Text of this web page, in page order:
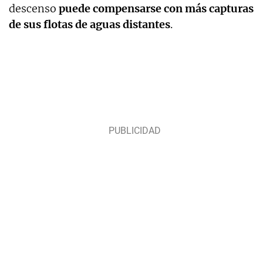
descenso puede compensarse con más capturas
de sus flotas de aguas distantes.